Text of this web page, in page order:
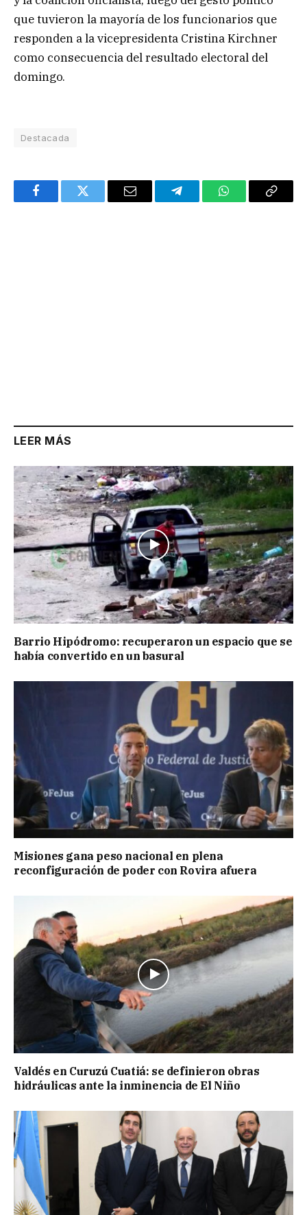
que tuvieron la mayoría de los funcionarios que
responden a la vicepresidenta Cristina Kirchner
como consecuencia del resultado electoral del
domingo.
Destacada
FacebookTwitter Email TelegramWhatsAppCopy
LEER MÁS
Barrio Hipódromo: recuperaron un espacio que se
había convertido en un basural
Misiones gana peso nacional en plena
reconfiguración de poder con Rovira afuera
Valdés en Curuzú Cuatiá: se definieron obras
hidráulicas ante la inminencia de El Niño